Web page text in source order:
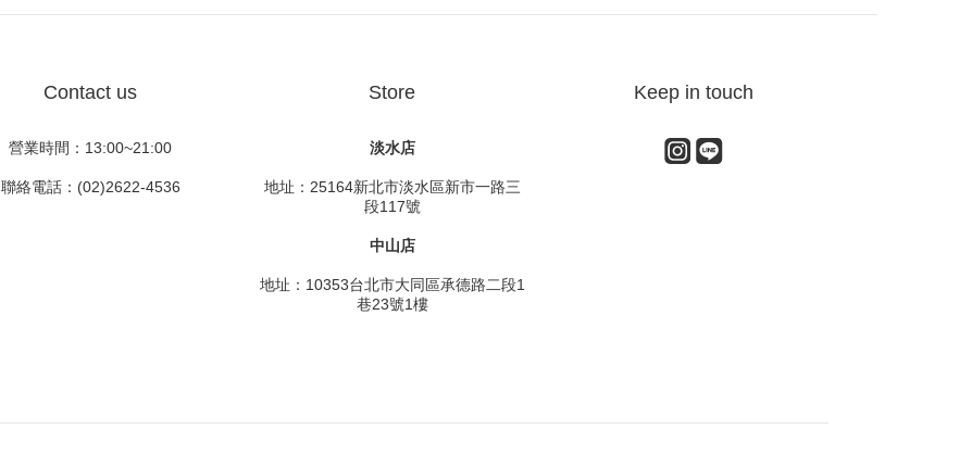
Contact us
營業時間：13:00~21:00
聯絡電話：(02)2622-4536
Store
淡水店
地址：25164新北市淡水區新市一路三
段117號
中山店
地址：10353台北市大同區承德路二段1
巷23號1樓
Keep in touch